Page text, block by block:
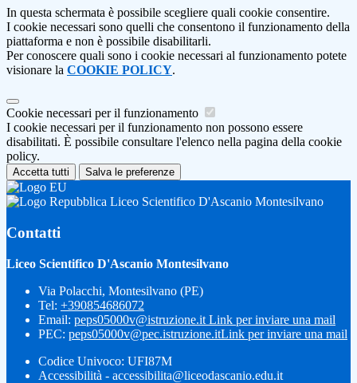
In questa schermata è possibile scegliere quali cookie consentire.
I cookie necessari sono quelli che consentono il funzionamento della
piattaforma e non è possibile disabilitarli.
Per conoscere quali sono i cookie necessari al funzionamento potete
visionare la COOKIE POLICY.
Cookie necessari per il funzionamento
I cookie necessari per il funzionamento non possono essere
disabilitati. È possibile consultare l'elenco nella pagina della cookie
policy.
Accetta tutti Salva le preferenze
Liceo Scientifico D'Ascanio Montesilvano
Contatti
Liceo Scientifico D'Ascanio Montesilvano
Via Polacchi, Montesilvano (PE)
Tel: +390854686072
Email: peps05000v@istruzione.it Link per inviare una mail
PEC: peps05000v@pec.istruzione.itLink per inviare una mail
Codice Univoco: UFI87M
Accessibilità - accessibilita@liceodascanio.edu.it